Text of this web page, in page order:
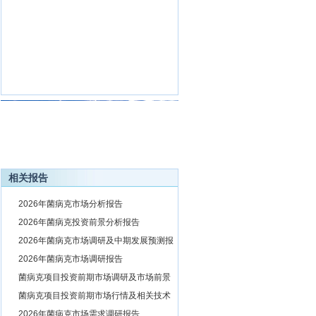
相关报告
2026年菌病克市场分析报告
2026年菌病克投资前景分析报告
2026年菌病克市场调研及中期发展预测报
告
2026年菌病克市场调研报告
菌病克项目投资前期市场调研及市场前景
预测报告
菌病克项目投资前期市场行情及相关技术
调研报告
2026年菌病克市场需求调研报告